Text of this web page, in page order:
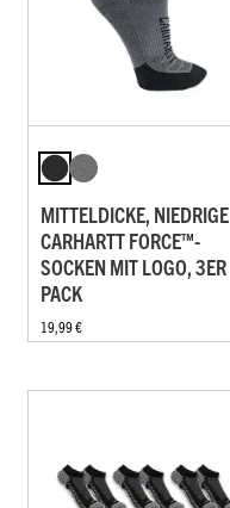
MITTELDICKE, NIEDRIGE
CARHARTT FORCE™-
SOCKEN MIT LOGO, 3ER
PACK
19,99 €